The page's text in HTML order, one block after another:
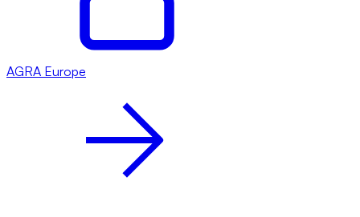
AGRA Europe